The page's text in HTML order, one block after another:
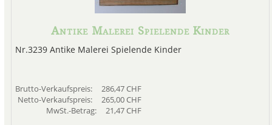
Antike Malerei Spielende Kinder
Nr.3239 Antike Malerei Spielende Kinder
Brutto-Verkaufspreis:
286,47 CHF
Netto-Verkaufspreis:
265,00 CHF
MwSt.-Betrag:
21,47 CHF